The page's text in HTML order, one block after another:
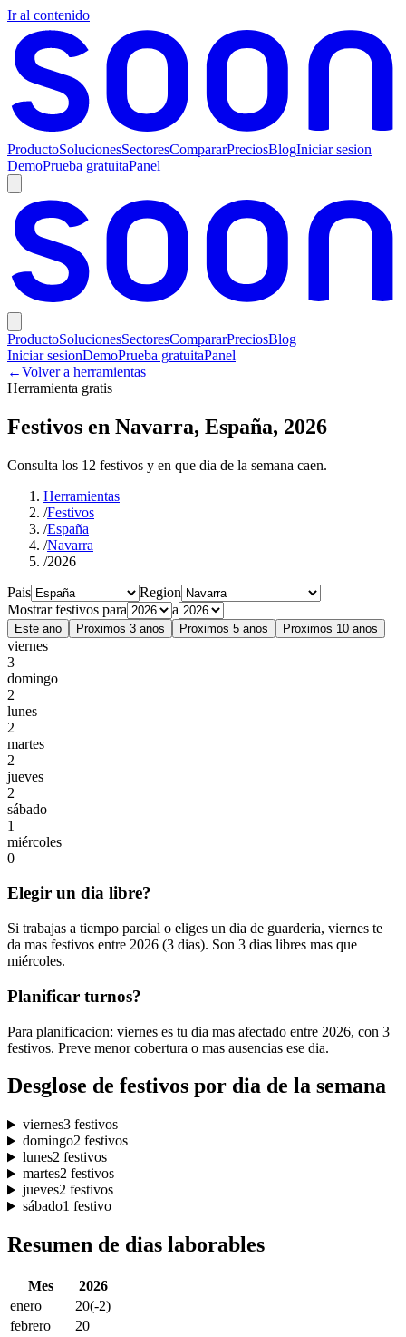
Ir al contenido
ProductoSolucionesSectoresCompararPreciosBlogIniciar sesion
DemoPrueba gratuitaPanel
ProductoSolucionesSectoresCompararPreciosBlog
Iniciar sesionDemoPrueba gratuitaPanel
←Volver a herramientas
Herramienta gratis
Festivos en Navarra, España, 2026
Consulta los 12 festivos y en que dia de la semana caen.
Herramientas
/Festivos
/España
/Navarra
/2026
Pais
Region
Mostrar festivos para
a
Este ano Proximos 3 anos Proximos 5 anos Proximos 10 anos
viernes
3
domingo
2
lunes
2
martes
2
jueves
2
sábado
1
miércoles
0
Elegir un dia libre?
Si trabajas a tiempo parcial o eliges un dia de guarderia, viernes te
da mas festivos entre 2026 (3 dias). Son 3 dias libres mas que
miércoles.
Planificar turnos?
Para planificacion: viernes es tu dia mas afectado entre 2026, con 3
festivos. Preve menor cobertura o mas ausencias ese dia.
Desglose de festivos por dia de la semana
viernes3 festivos
domingo2 festivos
lunes2 festivos
martes2 festivos
jueves2 festivos
sábado1 festivo
Resumen de dias laborables
Mes
2026
enero
20(-2)
febrero
20